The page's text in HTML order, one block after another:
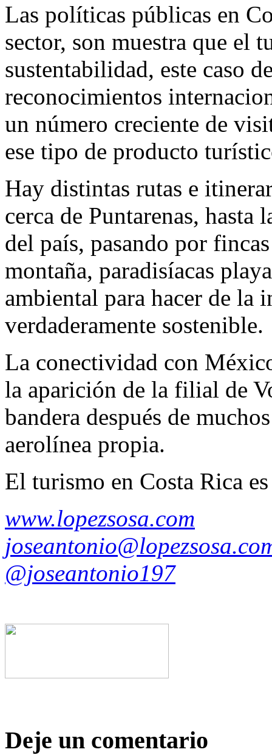
Las políticas públicas en
sector, son muestra que el
sustentabilidad, este caso
reconocimientos
un número creciente de
ese tipo de producto
Hay distintas rutas e
cerca de Puntarenas,
del país, pasando por
montaña, paradisíacas
ambiental para hacer de la
verdaderamente sostenible.
La conectividad con
la aparición de la filial de
bandera después de
aerolínea propia.
El turismo en Costa Rica
www.lopezsosa.com
@joseantonio197
Deje un comentario